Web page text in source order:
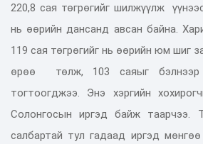
220,8 сая төгрөгийг шилжүүлж
нь өөрийн дансанд авсан байна.
119 сая төгрөгийг нь өөрийн юм шиг
өрөө төлж, 103 саяыг бэлнээр
тогтоогджээ. Энэ хэргийн
Солонгосын иргэд байж таарчээ.
салбартай тул гадаад иргэд мөнгөө